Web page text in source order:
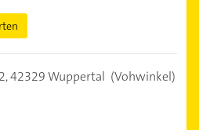
42329 Wuppertal (Vohwinkel)